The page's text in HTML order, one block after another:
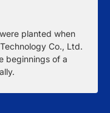
planted when
Co., Ltd.
beginnings of a
.